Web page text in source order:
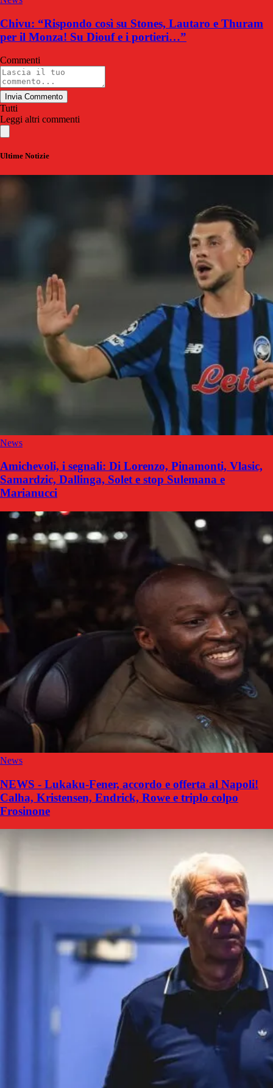
Chivu: “Rispondo così su Stones, Lautaro e Thuram
per il Monza! Su Diouf e i portieri…”
Commenti
Invia Commento
Tutti
Leggi altri commenti
Ultime Notizie
News
Amichevoli, i segnali: Di Lorenzo, Pinamonti, Vlasic,
Samardzic, Dallinga, Solet e stop Sulemana e
Marianucci
News
NEWS - Lukaku-Fener, accordo e offerta al Napoli!
Calha, Kristensen, Endrick, Rowe e triplo colpo
Frosinone